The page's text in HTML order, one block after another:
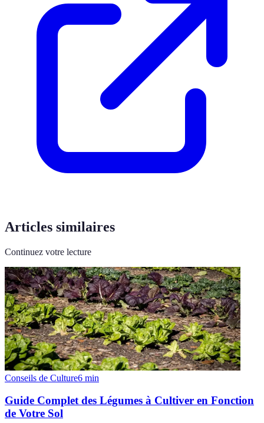
Articles similaires
Continuez votre lecture
Conseils de Culture6 min
Guide Complet des Légumes à Cultiver en Fonction
de Votre Sol